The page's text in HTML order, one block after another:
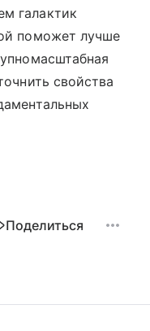
галактик
поможет лучше
свойства
Поделиться